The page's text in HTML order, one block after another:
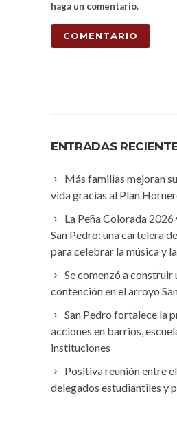
haga un comentario.
ENTRADAS
Más familias mejoran
vida gracias al Plan
La Peña Colorada 2026
San Pedro: una cartelera
para celebrar la música y
Se comenzó a construir
contención en el arroyo
San Pedro fortalece la
acciones en barrios,
instituciones
Positiva reunión entre
delegados estudiantiles y